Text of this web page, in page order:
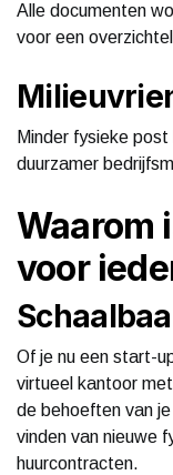
Alle documenten
voor een
Minder fysieke
duurzamer
Waarom
voor
Of je nu een start-
virtueel kantoor
de behoeften van
vinden van nieuwe
huurcontracten.